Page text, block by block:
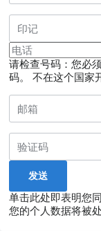
请检查号码：您必
码。
不在这个国家
单击此处即表明您
您的个人数据将被